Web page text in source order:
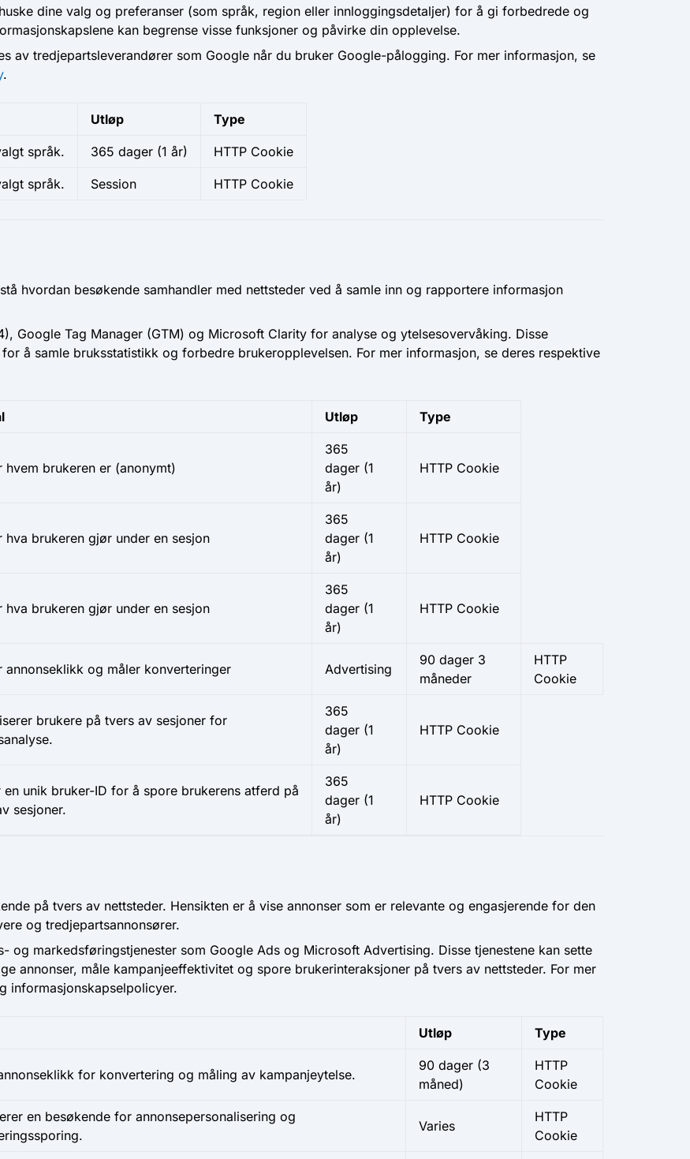
dine valg og preferanser (som språk, region eller innloggingsdetaljer) for å gi forbedrede og
kan begrense visse funksjoner og påvirke din opplevelse.
av tredjepartsleverandører som Google når du bruker Google-pålogging. For mer informasjon, se
.
Utløp Type
språk. 365 dager (1 år) HTTP Cookie
språk. Session HTTP Cookie
hvordan besøkende samhandler med nettsteder ved å samle inn og rapportere informasjon
Google Tag Manager (GTM) og Microsoft Clarity for analyse og ytelsesovervåking. Disse
å samle bruksstatistikk og forbedre brukeropplevelsen. For mer informasjon, se deres respektive
Utløp Type
hvem brukeren er (anonymt)
365
dager (1
år)
HTTP Cookie
hva brukeren gjør under en sesjon
365
dager (1
år)
HTTP Cookie
hva brukeren gjør under en sesjon
365
dager (1
år)
HTTP Cookie
annonseklikk og måler konverteringer Advertising
90 dager 3
måneder
HTTP
Cookie
brukere på tvers av sesjoner for
365
dager (1
år)
HTTP Cookie
en unik bruker-ID for å spore brukerens atferd på
sesjoner.
365
dager (1
år)
HTTP Cookie
på tvers av nettsteder. Hensikten er å vise annonser som er relevante og engasjerende for den
og tredjepartsannonsører.
og markedsføringstjenester som Google Ads og Microsoft Advertising. Disse tjenestene kan sette
annonser, måle kampanjeeffektivitet og spore brukerinteraksjoner på tvers av nettsteder. For mer
informasjonskapselpolicyer.
Utløp Type
for konvertering og måling av kampanjeytelse.
90 dager (3
måned)
HTTP
Cookie
en besøkende for annonsepersonalisering og
Varies
HTTP
Cookie